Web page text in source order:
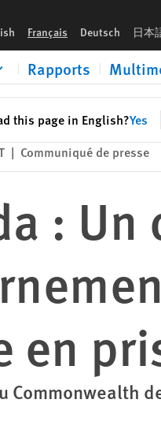
Français Deutsch 日本
Rapports
this page in English?Yes
| Communiqué de presse
:
en
Commonwealth